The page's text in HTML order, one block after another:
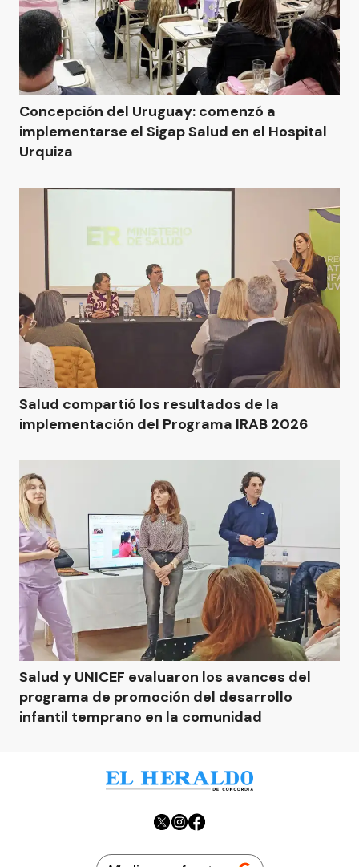
Concepción del Uruguay: comenzó a
implementarse el Sigap Salud en el Hospital
Urquiza
Salud compartió los resultados de la
implementación del Programa IRAB 2026
Salud y UNICEF evaluaron los avances del
programa de promoción del desarrollo
infantil temprano en la comunidad